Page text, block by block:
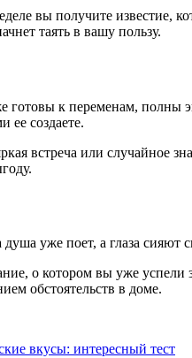
вы получите известие,
таять в вашу пользу.
к переменам, полны
ее создаете.
встреча или случайное
уже поет, а глаза сияют
о котором вы уже
обстоятельств в доме.
вкусы: интересный тест